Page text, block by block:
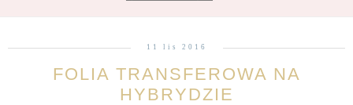
11 lis 2016
FOLIA TRANSFEROWA NA
HYBRYDZIE